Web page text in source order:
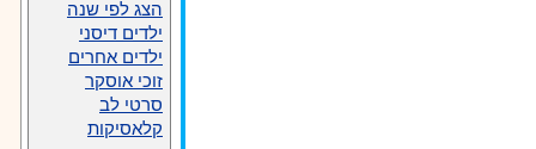
הצג לפי שנה
ילדים דיסני
ילדים אחרים
זוכי אוסקר
סרטי לב
קלאסיקות